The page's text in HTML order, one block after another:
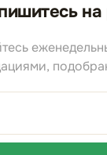
на